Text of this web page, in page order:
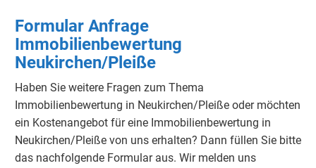
Formular Anfrage
Immobilienbewertung
Neukirchen/Pleiße
Haben Sie weitere Fragen zum Thema
Immobilienbewertung in Neukirchen/Pleiße oder möchten
ein Kostenangebot für eine Immobilienbewertung in
Neukirchen/Pleiße von uns erhalten? Dann füllen Sie bitte
das nachfolgende Formular aus. Wir melden uns